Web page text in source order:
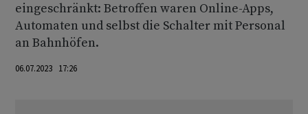
eingeschränkt: Betroffen waren Online-Apps,
Automaten und selbst die Schalter mit Personal
an Bahnhöfen.
06.07.2023 17:26